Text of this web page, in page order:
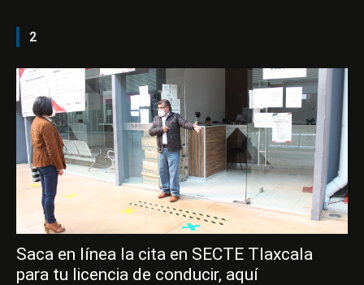
2
Saca en línea la cita en SECTE Tlaxcala
para tu licencia de conducir, aquí